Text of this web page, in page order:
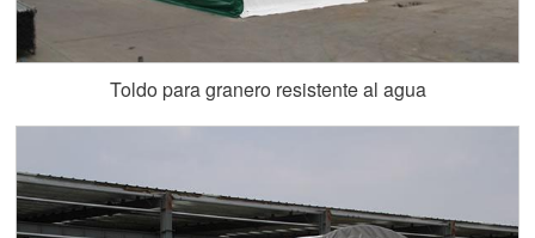
Toldo para granero resistente al agua